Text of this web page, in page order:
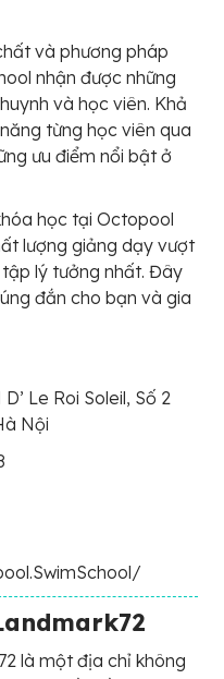
và phương pháp
nhận được những
và học viên. Khả
từng học viên qua
ưu điểm nổi bật ở
học tại Octopool
lượng giảng dạy vượt
tập lý tưởng nhất. Đây
đắn cho bạn và gia
Le Roi Soleil, Số 2
Nội
là một địa chỉ không